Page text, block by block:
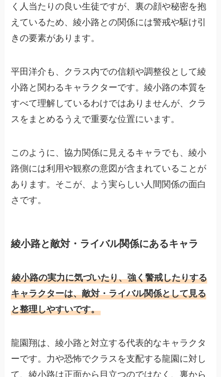
く人当たりの良い生徒ですが、裏の顔や秘密を抱
えているため、綾小路との関係には警戒や駆け引
きの要素があります。
平田洋介も、クラス内での信頼や調整役として綾
小路と関わるキャラクターです。綾小路の本質を
すべて理解しているわけではありませんが、クラ
スをまとめるうえで重要な位置にいます。
このように、協力関係に見えるキャラでも、綾小
路側には利用や観察の意図が含まれていることが
あります。そこが、よう実らしい人間関係の面白
さです。
綾小路と敵対・ライバル関係にあるキャラ
綾小路の実力に気づいたり、強く警戒したりする
キャラクターは、敵対・ライバル関係として見る
と整理しやすいです。
龍園翔は、綾小路と対立する代表的なキャラクタ
ーです。力や恐怖でクラスを支配する龍園に対し
て、綾小路は正面から目立つのではなく、裏から